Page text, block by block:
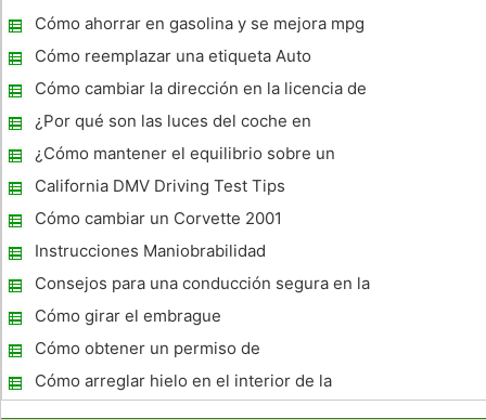
Highlander se descompone por el lado de una carretera muy
transitada, a ver
Cómo ahorrar en gasolina y se mejora mpg
Cómo reemplazar una etiqueta Auto
Perdido en Florida
Cómo cambiar la dirección en la licencia de
conducir en Tennessee
¿Por qué son las luces del coche en
durante el día ?
¿Cómo mantener el equilibrio sobre un
Scooter
California DMV Driving Test Tips
Cómo cambiar un Corvette 2001
Correctamente
Instrucciones Maniobrabilidad
Consejos para una conducción segura en la
lluvia
Cómo girar el embrague
Cómo obtener un permiso de
estacionamiento para discapacitados en
Missouri
Cómo arreglar hielo en el interior de la
ventana de un coche